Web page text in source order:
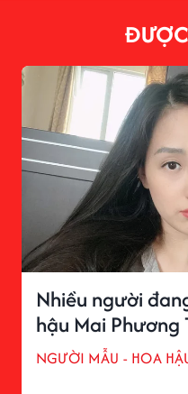
Nhiều người
hậu Mai Phương
NGƯỜI MẪU - HOA